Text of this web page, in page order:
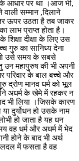
आधार पर था ।आज भी,
सम्मान ,दिलाने
ऊपर उठता है तब जाकर
लाभ प्राप्त होता है।
शिक्षा दीक्षा के लिए उस
का सानिध्य देना
उसे समय के सबसे
उन महापुरुष की भी अपनी
परिवार के बाल बच्चे और
द्रोण मानव धर्म को भूल
अधर्म के खेमे में रहकर न
भी लिया ।जिसके कारण
दुर्योधन हो उसके नाम
हो जाता है यह धन
वह धर्म और अधर्म में भेद
होने के बाद भी अर्थ
में फसता है वह